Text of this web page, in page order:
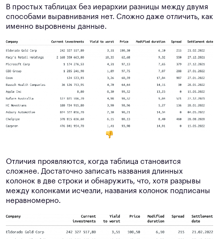
В простых таблицах без иерархии разницы между двумя
способами выравнивания нет. Сложно даже отличить, как
именно выровнены данные.
Отличия проявляются, когда таблица становится
сложнее. Достаточно записать названия длинных
колонок в две строки и обнаружить, что, хотя разрывы
между колонками исчезли, названия колонок подписаны
неравномерно.